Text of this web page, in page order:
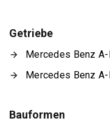
Getriebe
Mercedes Benz
Mercedes Benz
Bauformen